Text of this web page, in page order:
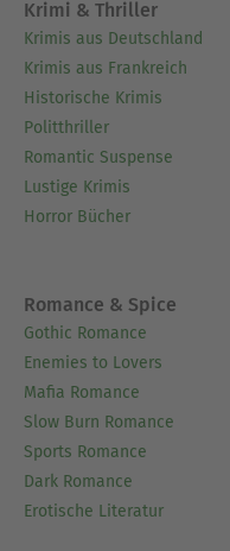
Krimi & Thriller
Krimis aus Deutschland
Krimis aus Frankreich
Historische Krimis
Politthriller
Romantic Suspense
Lustige Krimis
Horror Bücher
Romance & Spice
Gothic Romance
Enemies to Lovers
Mafia Romance
Slow Burn Romance
Sports Romance
Dark Romance
Erotische Literatur